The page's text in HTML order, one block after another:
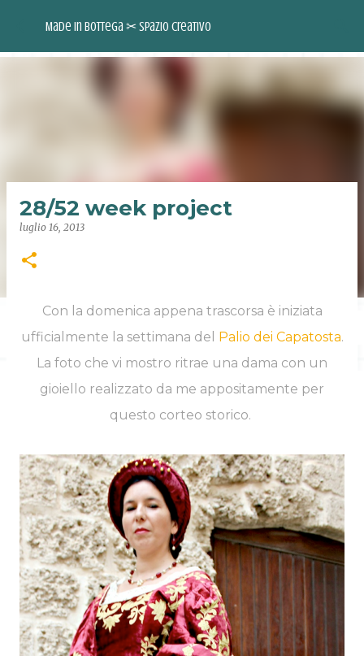
Passa ai contenuti principali
Made in Bottega ✂︎ Spazio Creativo
INSTAGRAM FACEBOOK PINTEREST
28/52 week project
luglio 16, 2013
Con la domenica appena trascorsa è iniziata
ufficialmente la settimana del Palio dei Capatosta.
La foto che vi mostro ritrae una dama con un
gioiello realizzato da me appositamente per
questo corteo storico.